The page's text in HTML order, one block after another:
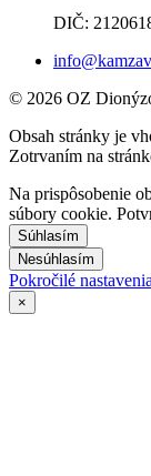
DIČ:
© 2026 OZ
Obsah stránky je
Zotrvaním na
Na prispôsobenie
súbory cookie.
Súhlasím
Nesúhlasím
Pokročilé
×